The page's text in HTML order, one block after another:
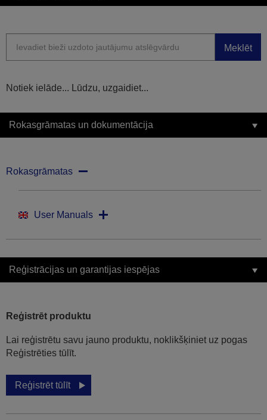
Meklēt
Notiek ielāde... Lūdzu, uzgaidiet...
Rokasgrāmatas un dokumentācija
Rokasgrāmatas
User Manuals
Reģistrācijas un garantijas iespējas
Reģistrēt produktu
Lai reģistrētu savu jauno produktu, noklikšķiniet uz pogas
Reģistrēties tūlīt.
Reģistrēt tūlīt